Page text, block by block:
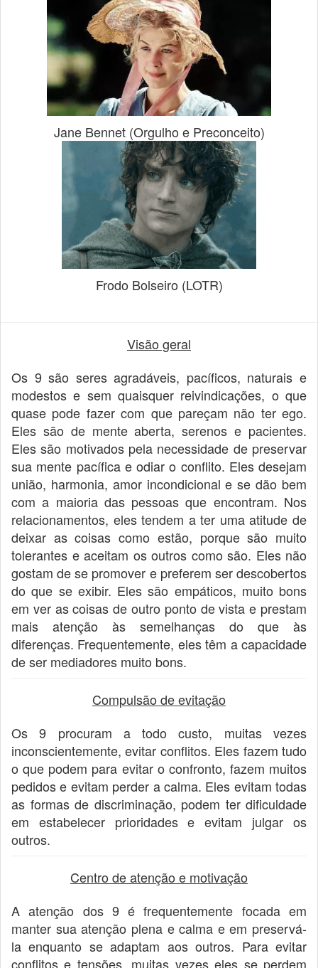
Jane Bennet (Orgulho e Preconceito)
Frodo Bolseiro (LOTR)
Visão geral
Os 9 são seres agradáveis, pacíficos, naturais e
modestos e sem quaisquer reivindicações, o que
quase pode fazer com que pareçam não ter ego.
Eles são de mente aberta, serenos e pacientes.
Eles são motivados pela necessidade de preservar
sua mente pacífica e odiar o conflito. Eles desejam
união, harmonia, amor incondicional e se dão bem
com a maioria das pessoas que encontram. Nos
relacionamentos, eles tendem a ter uma atitude de
deixar as coisas como estão, porque são muito
tolerantes e aceitam os outros como são. Eles não
gostam de se promover e preferem ser descobertos
do que se exibir. Eles são empáticos, muito bons
em ver as coisas de outro ponto de vista e prestam
mais atenção às semelhanças do que às
diferenças. Frequentemente, eles têm a capacidade
de ser mediadores muito bons.
Compulsão de evitação
Os 9 procuram a todo custo, muitas vezes
inconscientemente, evitar conflitos. Eles fazem tudo
o que podem para evitar o confronto, fazem muitos
pedidos e evitam perder a calma. Eles evitam todas
as formas de discriminação, podem ter dificuldade
em estabelecer prioridades e evitam julgar os
outros.
Centro de atenção e motivação
A atenção dos 9 é frequentemente focada em
manter sua atenção plena e calma e em preservá-
la enquanto se adaptam aos outros. Para evitar
conflitos e tensões, muitas vezes eles se perdem